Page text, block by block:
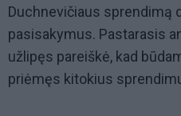
Duchnevičiaus sprendimą
pasisakymus. Pastarasis
užlipęs pareiškė, kad
priėmęs kitokius